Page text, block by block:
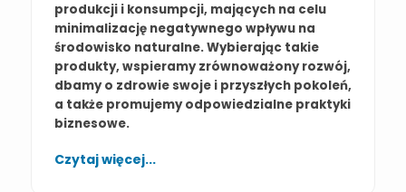
produkcji i konsumpcji, mających na celu
minimalizację negatywnego wpływu na
środowisko naturalne. Wybierając takie
produkty, wspieramy zrównoważony rozwój,
dbamy o zdrowie swoje i przyszłych pokoleń,
a także promujemy odpowiedzialne praktyki
biznesowe.
Czytaj więcej...